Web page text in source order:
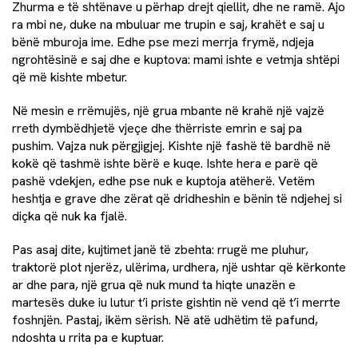
Zhurma e të shtënave u përhap drejt qiellit, dhe ne ramë. Ajo
ra mbi ne, duke na mbuluar me trupin e saj, krahët e saj u
bënë mburoja ime. Edhe pse mezi merrja frymë, ndjeja
ngrohtësinë e saj dhe e kuptova: mami ishte e vetmja shtëpi
që më kishte mbetur.
Në mesin e rrëmujës, një grua mbante në krahë një vajzë
rreth dymbëdhjetë vjeçe dhe thërriste emrin e saj pa
pushim. Vajza nuk përgjigjej. Kishte një fashë të bardhë në
kokë që tashmë ishte bërë e kuqe. Ishte hera e parë që
pashë vdekjen, edhe pse nuk e kuptoja atëherë. Vetëm
heshtja e grave dhe zërat që dridheshin e bënin të ndjehej si
diçka që nuk ka fjalë.
Pas asaj dite, kujtimet janë të zbehta: rrugë me pluhur,
traktorë plot njerëz, ulërima, urdhera, një ushtar që kërkonte
ar dhe para, një grua që nuk mund ta hiqte unazën e
martesës duke iu lutur t’i priste gishtin në vend që t’i merrte
foshnjën. Pastaj, ikëm sërish. Në atë udhëtim të pafund,
ndoshta u rrita pa e kuptuar.